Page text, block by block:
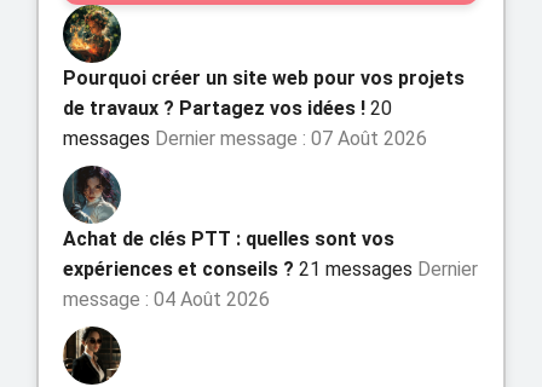
Pourquoi créer un site web pour vos projets
de travaux ? Partagez vos idées ! 20
messages Dernier message : 07 Août 2026
Achat de clés PTT : quelles sont vos
expériences et conseils ? 21 messages Dernier
message : 04 Août 2026